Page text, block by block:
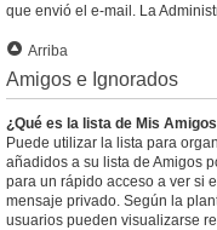
que envió el e-mail. La
Arriba
Amigos e Ignorados
¿Qué es la lista de Mis
Puede utilizar la lista para
añadidos a su lista de Amigos
para un rápido acceso a ver si
mensaje privado. Según la
usuarios pueden visualizarse